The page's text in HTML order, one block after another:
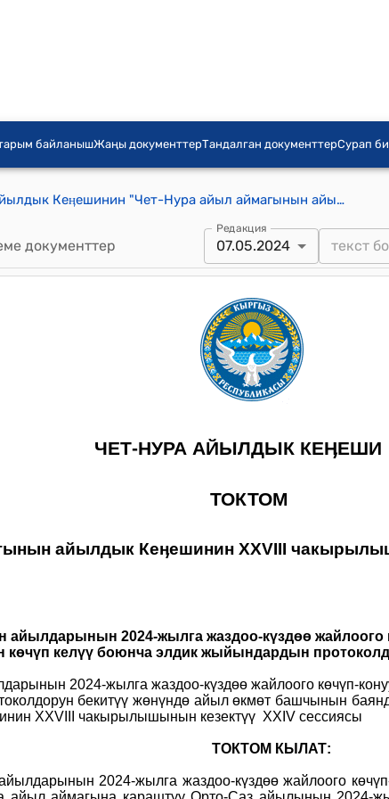
байланышЖаңы документтерТандалган документтерСурап
Чет-Нура айыл аймагынын айылдык Кеӊешинин "Чет-Нура айыл аймагынын айылдарынын 2024-жылга жаздоо-күздөө жайлоого көчүп-конуу, мал багуунун баасы, корук, сугат, жайлоодон көчүп келүү боюнча элдик жыйындардын протоколдорун бекитүү жөнүндө" №24/2 токтому
документтер
Редакция
07.05.2024